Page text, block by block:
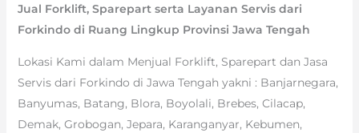
Jual Forklift, Sparepart serta Layanan Servis dari
Forkindo di Ruang Lingkup Provinsi Jawa Tengah
Lokasi Kami dalam Menjual Forklift, Sparepart dan Jasa
Servis dari Forkindo di Jawa Tengah yakni : Banjarnegara,
Banyumas, Batang, Blora, Boyolali, Brebes, Cilacap,
Demak, Grobogan, Jepara, Karanganyar, Kebumen,